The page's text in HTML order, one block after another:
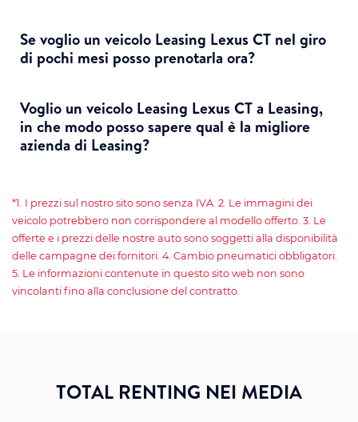
Se voglio un veicolo Leasing Lexus CT nel giro
di pochi mesi posso prenotarla ora?
Voglio un veicolo Leasing Lexus CT a Leasing,
in che modo posso sapere qual è la migliore
azienda di Leasing?
*1. I prezzi sul nostro sito sono senza IVA. 2. Le immagini dei
veicolo potrebbero non corrispondere al modello offerto. 3. Le
offerte e i prezzi delle nostre auto sono soggetti alla disponibilità
delle campagne dei fornitori. 4. Cambio pneumatici obbligatori.
5. Le informazioni contenute in questo sito web non sono
vincolanti fino alla conclusione del contratto.
TOTAL RENTING NEI MEDIA